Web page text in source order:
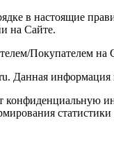
в настоящие
на Сайте.
Покупателем
информация